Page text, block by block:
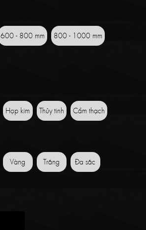
600 - 800 mm 800 - 1000 mm
Hợp kim Thủy tinh Cẩm thạch
Vàng Trắng Đa sắc